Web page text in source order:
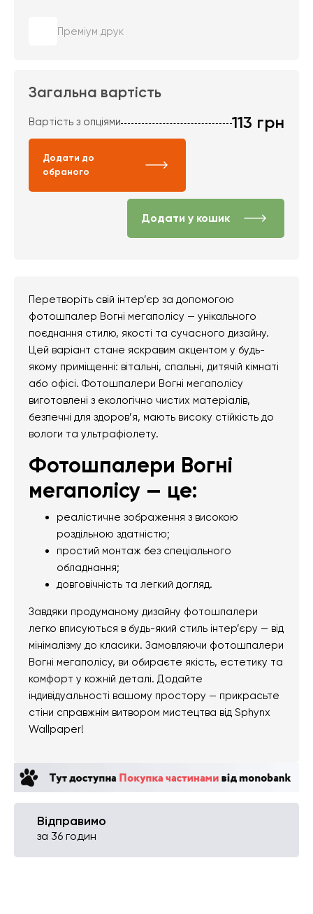
Преміум друк
Загальна вартість
Вартість з опціями 113 грн
Додати до
обраного
Додати у кошик
Перетворіть свій інтер’єр за допомогою
фотошпалер Вогні мегаполісу — унікального
поєднання стилю, якості та сучасного дизайну.
Цей варіант стане яскравим акцентом у будь-
якому приміщенні: вітальні, спальні, дитячій кімнаті
або офісі. Фотошпалери Вогні мегаполісу
виготовлені з екологічно чистих матеріалів,
безпечні для здоров’я, мають високу стійкість до
вологи та ультрафіолету.
Фотошпалери Вогні
мегаполісу — це:
реалістичне зображення з високою
роздільною здатністю;
простий монтаж без спеціального
обладнання;
довговічність та легкий догляд.
Завдяки продуманому дизайну фотошпалери
легко вписуються в будь-який стиль інтер’єру — від
мінімалізму до класики. Замовляючи фотошпалери
Вогні мегаполісу, ви обираєте якість, естетику та
комфорт у кожній деталі. Додайте
індивідуальності вашому простору — прикрасьте
стіни справжнім витвором мистецтва від Sphynx
Wallpaper!
Відправимо
за 36 годин